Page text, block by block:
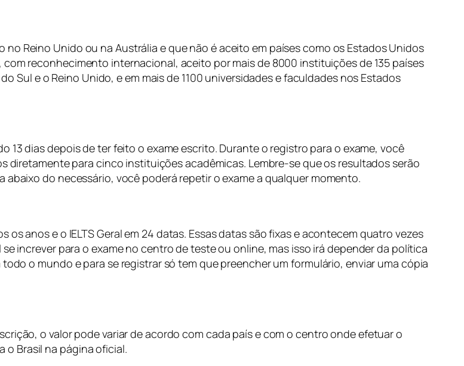
no Reino Unido ou na Austrália e que não é aceito em países como os Estados Unidos
com reconhecimento internacional, aceito por mais de 8000 instituições de 135 países
Sul e o Reino Unido, e em mais de 1100 universidades e faculdades nos Estados
13 dias depois de ter feito o exame escrito. Durante o registro para o exame, você
diretamente para cinco instituições acadêmicas. Lembre-se que os resultados serão
do necessário, você poderá repetir o exame a qualquer momento.
anos e o IELTS Geral em 24 datas. Essas datas são fixas e acontecem quatro vezes
increver para o exame no centro de teste ou online, mas isso irá depender da política
o mundo e para se registrar só tem que preencher um formulário, enviar uma cópia
o valor pode variar de acordo com cada país e com o centro onde efetuar o
o Brasil na página oficial.